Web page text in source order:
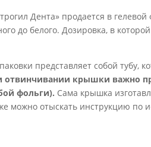
Дента» продается в
до белого. Дозировка, в
представляет собой тубу,
отвинчивании крышки важно
фольги). Сама крышка
можно отыскать инструкцию по